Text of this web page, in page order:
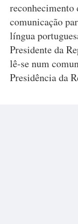
reconhecimento
comunicação
língua
Presidente da
lê-se num
Presidência da